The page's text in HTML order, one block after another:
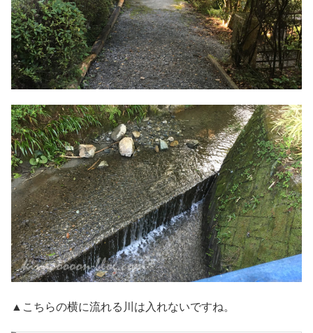
▲こちらの横に流れる川は入れないですね。